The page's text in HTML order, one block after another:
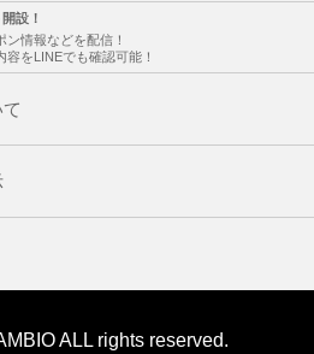
設！
情報などを配信！
をLINEでも確認可能！
ALL rights reserved.